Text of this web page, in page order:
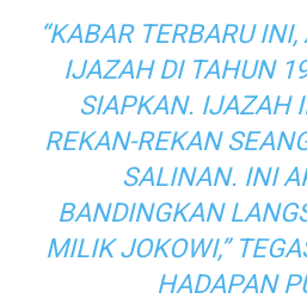
“KABAR TERBARU
IJAZAH DI TAHUN
SIAPKAN. IJAZAH
REKAN-REKAN
SALINAN. INI
BANDINGKAN
MILIK JOKOWI,”
HADAPAN